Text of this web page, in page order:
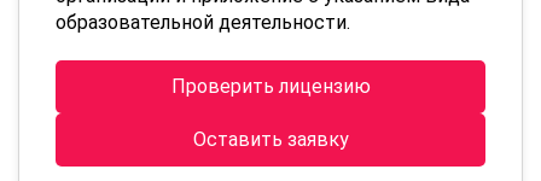
образовательной деятельности.
Проверить лицензию
Оставить заявку